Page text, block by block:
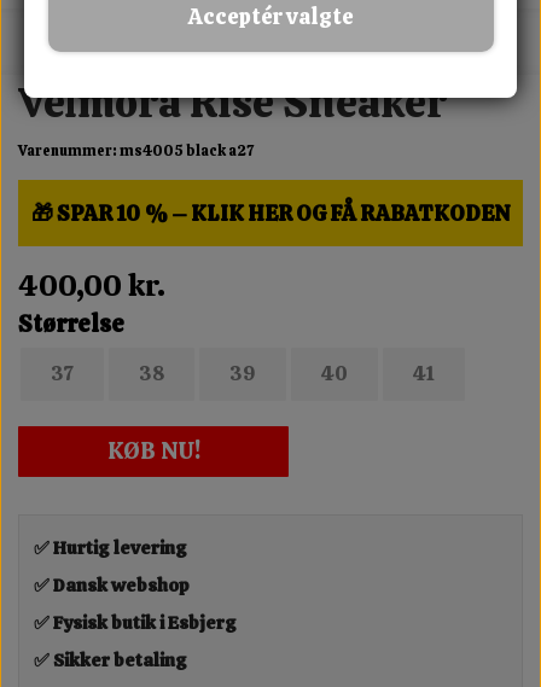
MIX FRIT · KØB 3 BETAL FOR 2
Velmora Rise Sneaker
Varenummer: ms4005 black a27
🎁 SPAR 10 % – KLIK HER OG FÅ RABATKODEN
400,00 kr.
Størrelse
37 38 39 40 41
KØB NU!
✅ Hurtig levering
✅ Dansk webshop
✅ Fysisk butik i Esbjerg
✅ Sikker betaling
Acceptér valgte